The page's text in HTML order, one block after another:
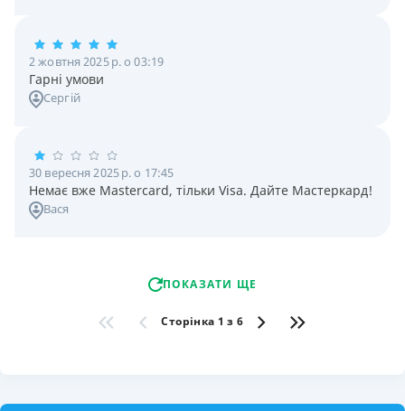
2 жовтня 2025 р. о 03:19
Гарні умови
Сергій
30 вересня 2025 р. о 17:45
Немає вже Mastercard, тільки Visa. Дайте Мастеркард!
Вася
ПОКАЗАТИ ЩЕ
Сторінка 1 з 6